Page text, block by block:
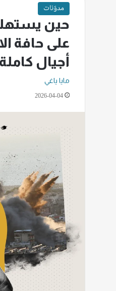
مدوّنات
حين
على حافة
أجيال كاملة
مايا ياغي
2026-04-04